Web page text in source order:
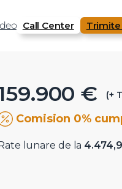
Call Center Trimite
€ (+
Comision 0%
lunare de la